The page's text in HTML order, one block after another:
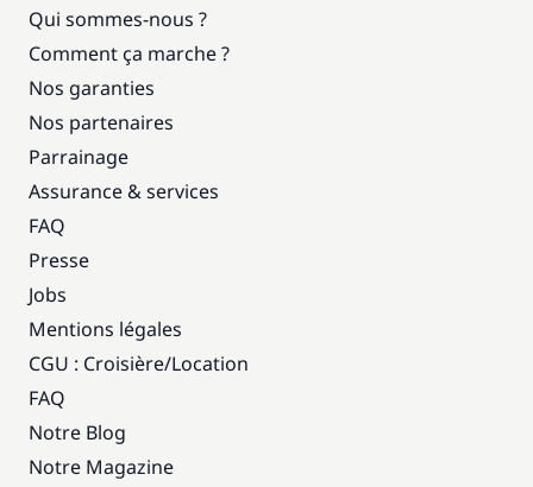
Qui sommes-nous ?
Comment ça marche ?
Nos garanties
Nos partenaires
Parrainage
Assurance & services
FAQ
Presse
Jobs
Mentions légales
CGU : Croisière/Location
FAQ
Notre Blog
Notre Magazine